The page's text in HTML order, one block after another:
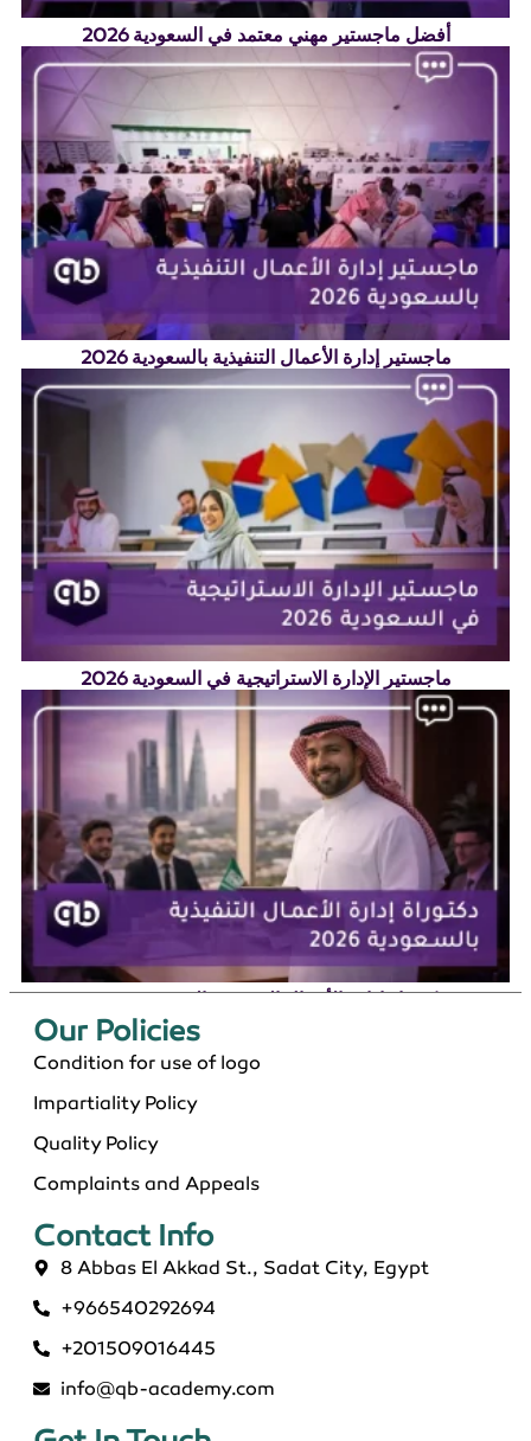
أفضل ماجستير مهني معتمد في السعودية 2026
ماجستير إدارة الأعمال التنفيذية بالسعودية 2026
ماجستير الإدارة الاستراتيجية في السعودية 2026
دكتوراة إدارة الأعمال التنفيذية بالسعودية 2026
ماجستير عن بعد معتمد في السعودية 2026
Our Policies​
Condition for use of logo
Impartiality Policy
Quality Policy
Complaints and Appeals
Contact Info​
8 Abbas El Akkad St., Sadat City, Egypt
+966540292694
+201509016445
info@qb-academy.com